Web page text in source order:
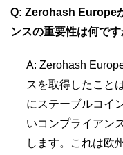
Q: Zerohash Europe
ンスの重要性は何です
A: Zerohash
スを取得したこと
にステーブルコイ
いコンプライアン
します。これは欧